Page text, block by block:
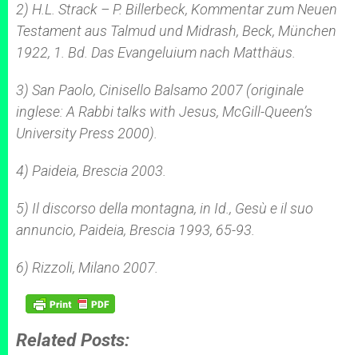
2) H.L. Strack – P. Billerbeck, Kommentar zum Neuen
Testament aus Talmud und Midrash, Beck, München
1922, 1. Bd. Das Evangeluium nach Matthäus
3) San Paolo, Cinisello Balsamo 2007 (originale
inglese: A Rabbi talks with Jesus, McGill-Queen’s
University Press 2000).
4) Paideia, Brescia 2003.
5) Il discorso della montagna, in Id., Gesù e il suo
annuncio, Paideia, Brescia 1993, 65-93.
6) Rizzoli, Milano 2007.
Related Posts: